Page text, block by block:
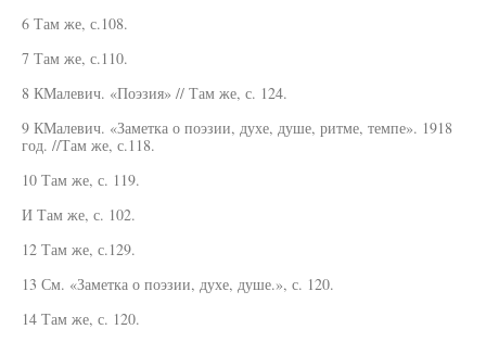
6 Там же, с.108.
7 Там же, с.110.
8 КМалевич. «Поэзия» // Там же, с. 124.
9 КМалевич. «Заметка о поэзии, духе, душе, ритме, темпе». 1918
год. //Там же, с.118.
10 Там же, с. 119.
И Там же, с. 102.
12 Там же, с.129.
13 См. «Заметка о поэзии, духе, душе.», с. 120.
14 Там же, с. 120.